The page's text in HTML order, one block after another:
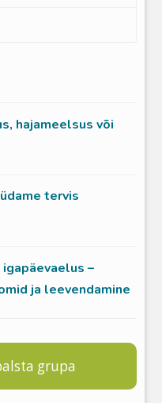
hajameelsus või
tervis
–
ja leevendamine
grupa